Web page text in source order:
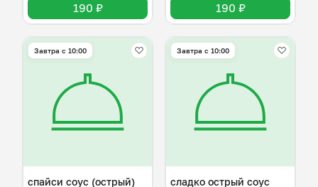
190 ₽ 190 ₽
Завтра c 10:00
спайси соус (острый)
Завтра c 10:00
сладко острый соус